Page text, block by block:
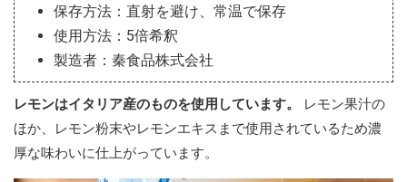
保存方法：直射を避け、常温で保存
使用方法：5倍希釈
製造者：秦食品株式会社
レモンはイタリア産のものを使用しています。
レモン果汁の
ほか、レモン粉末やレモンエキスまで使用されているため濃
厚な味わいに仕上がっています。